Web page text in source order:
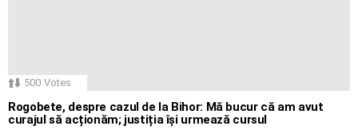
500 Votes
Rogobete, despre cazul de la Bihor: Mă bucur că am avut
curajul să acționăm; justiția își urmează cursul